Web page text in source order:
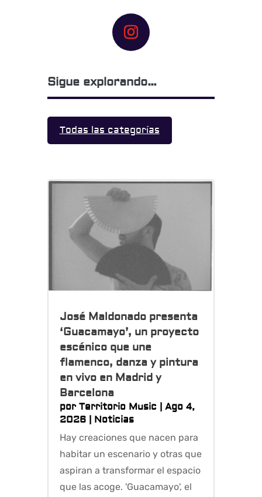
Sigue explorando…
Todas las categorías
José Maldonado presenta
‘Guacamayo’, un proyecto
escénico que une
flamenco, danza y pintura
en vivo en Madrid y
Barcelona
por Territorio Music
Ago 4,
2026| Noticias
Hay creaciones que nacen para
habitar un escenario y otras que
aspiran a transformar el espacio
que las acoge. 'Guacamayo', el